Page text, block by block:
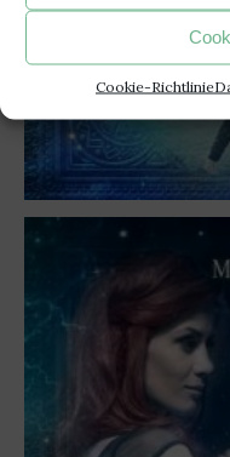
Cookie-Richtlinie